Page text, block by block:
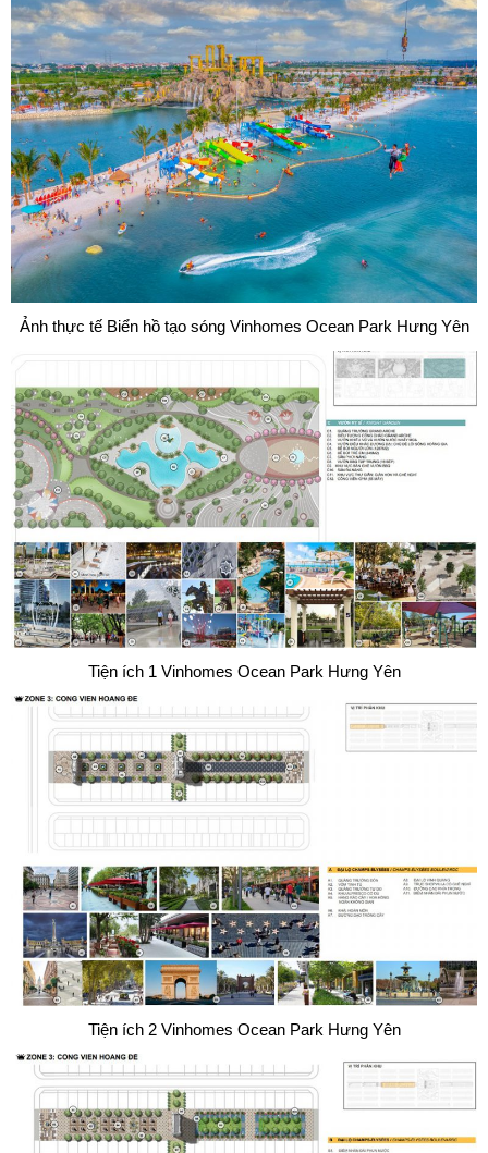
Ảnh thực tế Biển hồ tạo sóng Vinhomes Ocean Park Hưng Yên
Tiện ích 1 Vinhomes Ocean Park Hưng Yên
Tiện ích 2 Vinhomes Ocean Park Hưng Yên